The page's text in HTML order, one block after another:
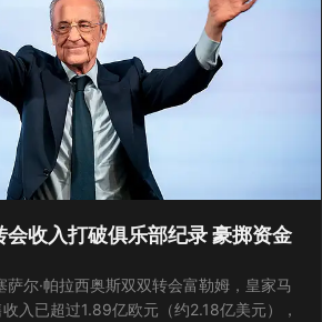
会收入打破俱乐部纪录 豪掷资金
萨尔·帕拉西奥斯双双转会富勒姆，皇家马
入已超过1.89亿欧元（约2.18亿美元），